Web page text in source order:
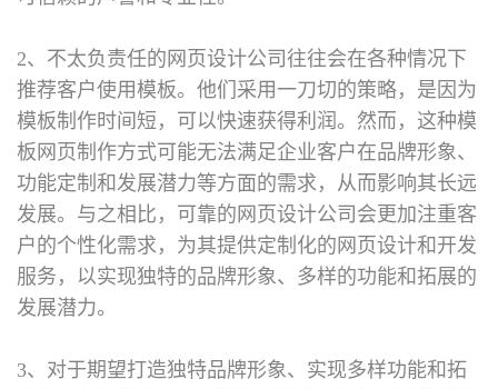
2、不太负责任的网页设计公司往往会在各种情况下
推荐客户使用模板。他们采用一刀切的策略，是因为
模板制作时间短，可以快速获得利润。然而，这种模
板网页制作方式可能无法满足企业客户在品牌形象、
功能定制和发展潜力等方面的需求，从而影响其长远
发展。与之相比，可靠的网页设计公司会更加注重客
户的个性化需求，为其提供定制化的网页设计和开发
服务，以实现独特的品牌形象、多样的功能和拓展的
发展潜力。
3、对于期望打造独特品牌形象、实现多样功能和拓